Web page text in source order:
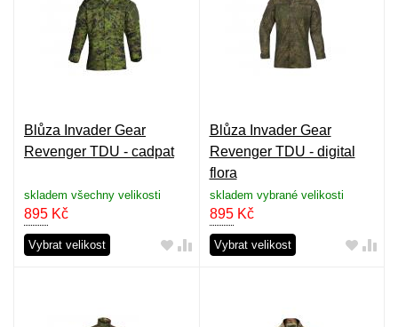
Blůza Invader Gear
Revenger TDU - cadpat
skladem všechny velikosti
895 Kč
Vybrat velikost
Blůza Invader Gear
Revenger TDU - digital
flora
skladem vybrané velikosti
895Kč
Vybrat velikost